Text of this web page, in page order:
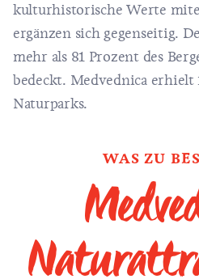
kulturhistorische Werte
ergänzen sich gegenseitig.
mehr als 81 Prozent des
bedeckt. Medvednica erhielt
Naturparks.
WAS ZU